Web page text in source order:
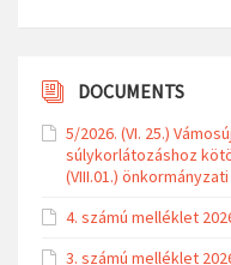
DOCUMENTS
5/2026. (VI. 25.)
súlykorlátozáshoz
(VIII.01.)
4. számú melléklet
3. számú melléklet